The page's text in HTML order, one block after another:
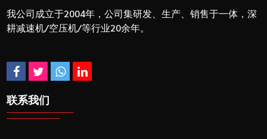
我公司成立于2004年，公司集研发、生产、销售于一体，深
耕减速机/空压机/等行业20余年。
联系我们